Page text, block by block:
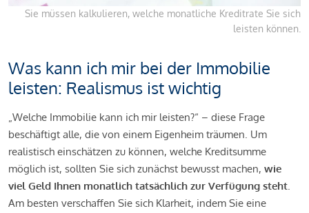
Sie müssen kalkulieren, welche monatliche Kreditrate Sie sich
leisten können.
Was kann ich mir bei der Immobilie
leisten: Realismus ist wichtig
„Welche Immobilie kann ich mir leisten?“ – diese Frage
beschäftigt alle, die von einem Eigenheim träumen. Um
realistisch einschätzen zu können, welche Kreditsumme
möglich ist, sollten Sie sich zunächst bewusst machen, wie
viel Geld Ihnen monatlich tatsächlich zur Verfügung steht.
Am besten verschaffen Sie sich Klarheit, indem Sie eine